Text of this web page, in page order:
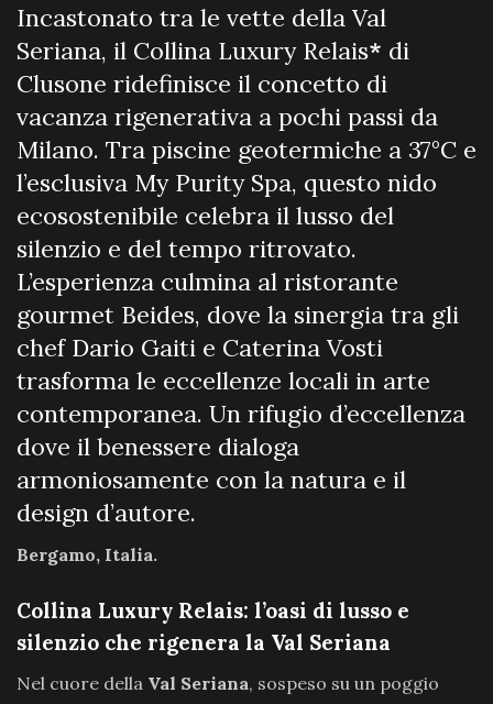
Incastonato tra le vette della Val
Seriana, il Collina Luxury Relais* di
Clusone ridefinisce il concetto di
vacanza rigenerativa a pochi passi da
Milano. Tra piscine geotermiche a 37°C e
l’esclusiva My Purity Spa, questo nido
ecosostenibile celebra il lusso del
silenzio e del tempo ritrovato.
L’esperienza culmina al ristorante
gourmet Beides, dove la sinergia tra gli
chef Dario Gaiti e Caterina Vosti
trasforma le eccellenze locali in arte
contemporanea. Un rifugio d’eccellenza
dove il benessere dialoga
armoniosamente con la natura e il
design d’autore.
Bergamo, Italia.
Collina Luxury Relais: l’oasi di lusso e
silenzio che rigenera la Val Seriana
Nel cuore della Val Seriana, sospeso su un poggio